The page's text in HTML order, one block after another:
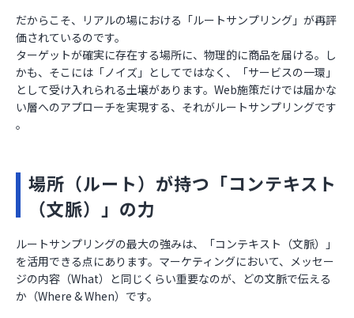
だからこそ、リアルの場における「ルートサンプリング」が再評
価されているのです。
ターゲットが確実に存在する場所に、物理的に商品を届ける。し
かも、そこには「ノイズ」としてではなく、「サービスの一環」
として受け入れられる土壌があります。Web施策だけでは届かな
い層へのアプローチを実現する、それがルートサンプリングです
。
場所（ルート）が持つ「コンテキスト
（文脈）」の力
ルートサンプリングの最大の強みは、「コンテキスト（文脈）」
を活用できる点にあります。マーケティングにおいて、メッセー
ジの内容（What）と同じくらい重要なのが、どの文脈で伝える
か（Where & When）です。